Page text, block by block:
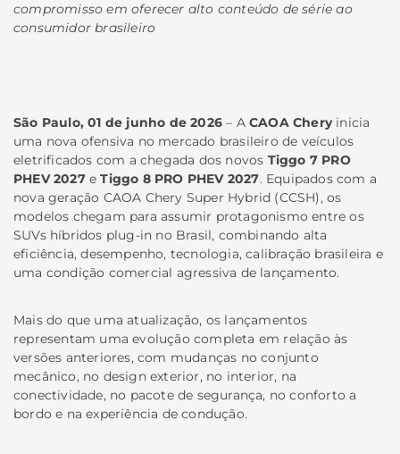
compromisso em oferecer alto conteúdo de série ao
consumidor brasileiro
São Paulo, 01 de junho de 2026 – A CAOA Cheryinicia
uma nova ofensiva no mercado brasileiro de veículos
eletrificados com a chegada dos novos Tiggo 7 PRO
PHEV 2027 e Tiggo 8 PRO PHEV 2027. Equipados com a
nova geração CAOA Chery Super Hybrid (CCSH), os
modelos chegam para assumir protagonismo entre os
SUVs híbridos plug-in no Brasil, combinando alta
eficiência, desempenho, tecnologia, calibração brasileira e
uma condição comercial agressiva de lançamento.
Mais do que uma atualização, os lançamentos
representam uma evolução completa em relação às
versões anteriores, com mudanças no conjunto
mecânico, no design exterior, no interior, na
conectividade, no pacote de segurança, no conforto a
bordo e na experiência de condução.